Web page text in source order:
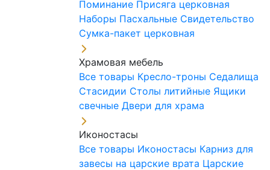
Поминание Присяга церковная
Наборы Пасхальные Свидетельство
Сумка-пакет церковная
Храмовая мебель
Все товары Кресло-троны Седалища
Стасидии Столы литийные Ящики
свечные Двери для храма
Иконостасы
Все товары Иконостасы Карниз для
завесы на царские врата Царские